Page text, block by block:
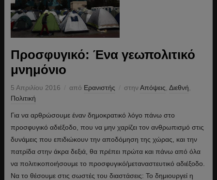
Προσφυγικό: Ένα γεωπολιτικό
μνημόνιο
5 Απριλίου 2016 από Ερανιστής στηνΑπόψεις Διεθνή
Πολιτική
Για να αρθρώσουμε έναν δημοκρατικό λόγο πάνω στο
προσφυγικό αδιέξοδο, που να μην χαρίζει τον ανθρωπισμό στις
δυνάμεις που επιδιώκουν την αποδόμηση της χώρας, και την
πατρίδα στην άκρα δεξιά, θα πρέπει πρώτα και πάνω από όλα
να πολιτικοποιήσουμε το προσφυγικό/μεταναστευτικό αδιέξοδο.
Να το θέσουμε στις σωστές του διαστάσεις: Το δημιουργεί η